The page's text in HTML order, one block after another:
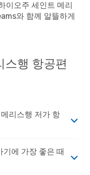
이오주 세인트 메리
와 함께 알뜰하게
스행 항공편
리스행 저가 항
에 가장 좋은 때